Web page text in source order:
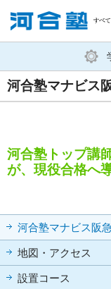
塾生の方
河合塾マナビス
河合塾トップ講
が、現役合格へ
河合塾マナビス阪
地図・アクセス
設置コース